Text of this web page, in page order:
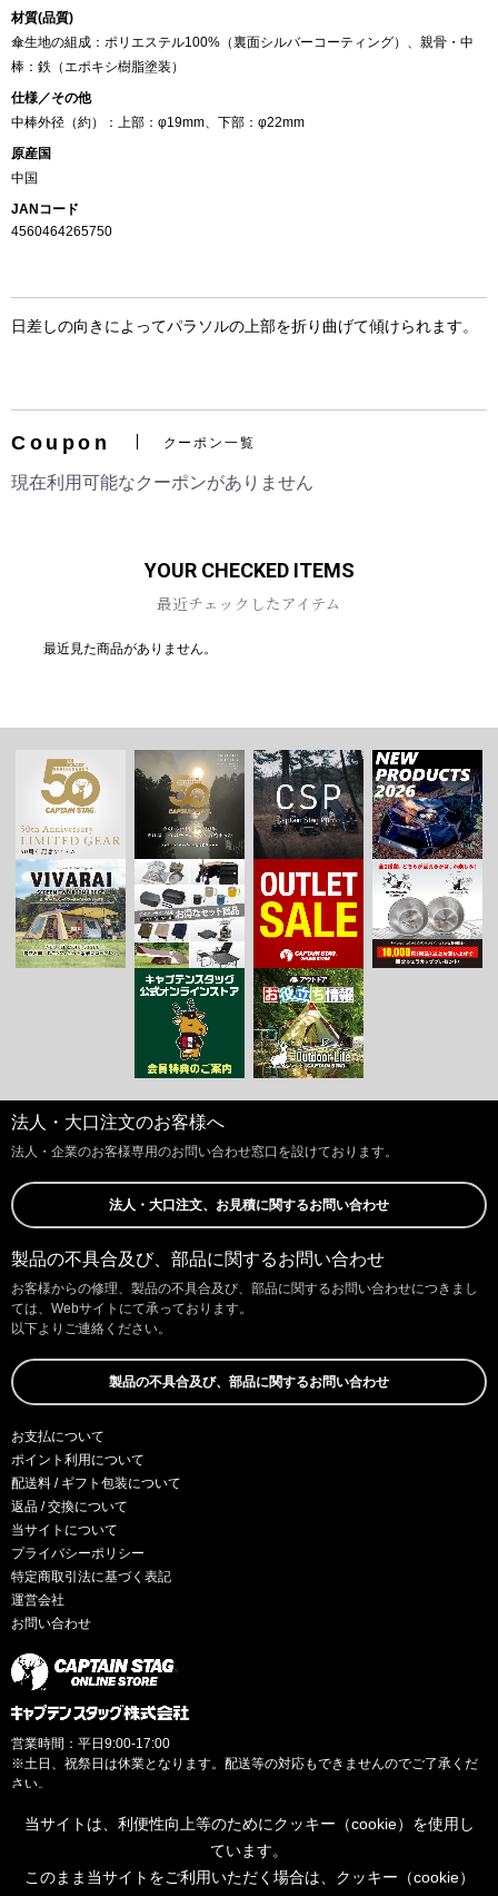
お買い物を続ける カートへ進む
材質(品質)
傘生地の組成：ポリエステル100%（裏面シルバーコーティング）、親骨・中
棒：鉄（エポキシ樹脂塗装）
仕様／その他
中棒外径（約）：上部：φ19mm、下部：φ22mm
原産国
中国
JANコード
4560464265750
日差しの向きによってパラソルの上部を折り曲げて傾けられます。
Coupon クーポン一覧
現在利用可能なクーポンがありません
YOUR CHECKED ITEMS
最近チェックしたアイテム
最近見た商品がありません。
法人・大口注文のお客様へ
法人・企業のお客様専用のお問い合わせ窓口を設けております。
法人・大口注文、お見積に関するお問い合わせ
製品の不具合及び、部品に関するお問い合わせ
お客様からの修理、製品の不具合及び、部品に関するお問い合わせにつきまし
ては、Webサイトにて承っております。
以下よりご連絡ください。
製品の不具合及び、部品に関するお問い合わせ
お支払について
ポイント利用について
配送料 / ギフト包装について
返品 / 交換について
当サイトについて
プライバシーポリシー
特定商取引法に基づく表記
運営会社
お問い合わせ
営業時間：平日9:00-17:00
※土日、祝祭日は休業となります。配送等の対応もできませんのでご了承くだ
さい。
当サイトは、利便性向上等のためにクッキー（cookie）を使用し
ています。
このまま当サイトをご利用いただく場合は、クッキー（cookie）